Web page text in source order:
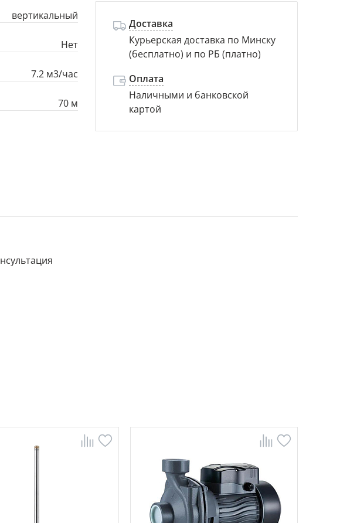
вертикальный
Нет
7.2 м3/час
70 м
Доставка
Курьерская доставка по Минску
(бесплатно) и по РБ (платно)
Оплата
Наличными и банковской
картой